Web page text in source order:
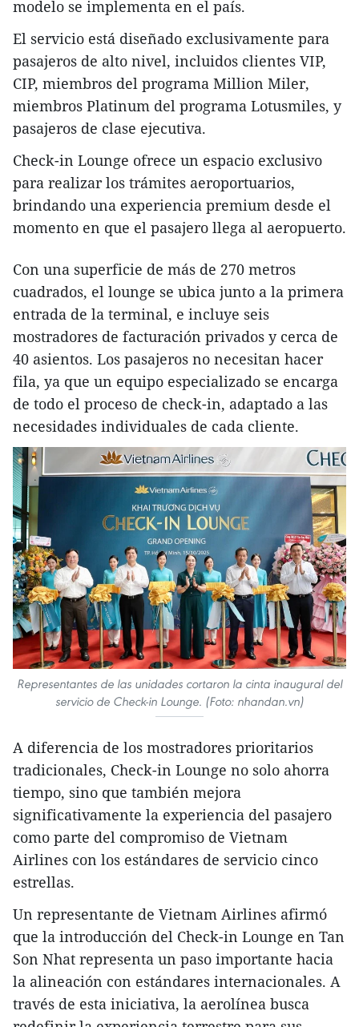
modelo se implementa en el país.
El servicio está diseñado exclusivamente para
pasajeros de alto nivel, incluidos clientes VIP,
CIP, miembros del programa Million Miler,
miembros Platinum del programa Lotusmiles, y
pasajeros de clase ejecutiva.
Check-in Lounge ofrece un espacio exclusivo
para realizar los trámites aeroportuarios,
brindando una experiencia premium desde el
momento en que el pasajero llega al aeropuerto.
Con una superficie de más de 270 metros
cuadrados, el lounge se ubica junto a la primera
entrada de la terminal, e incluye seis
mostradores de facturación privados y cerca de
40 asientos. Los pasajeros no necesitan hacer
fila, ya que un equipo especializado se encarga
de todo el proceso de check-in, adaptado a las
necesidades individuales de cada cliente.
Representantes de las unidades cortaron la cinta inaugural del
servicio de Check-in Lounge. (Foto: nhandan.vn)
A diferencia de los mostradores prioritarios
tradicionales, Check-in Lounge no solo ahorra
tiempo, sino que también mejora
significativamente la experiencia del pasajero
como parte del compromiso de Vietnam
Airlines con los estándares de servicio cinco
estrellas.
Un representante de Vietnam Airlines afirmó
que la introducción del Check-in Lounge en Tan
Son Nhat representa un paso importante hacia
la alineación con estándares internacionales. A
través de esta iniciativa, la aerolínea busca